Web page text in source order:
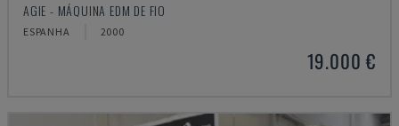
AGIE - MÁQUINA EDM DE FIO
ESPANHA 2000
19.000 €